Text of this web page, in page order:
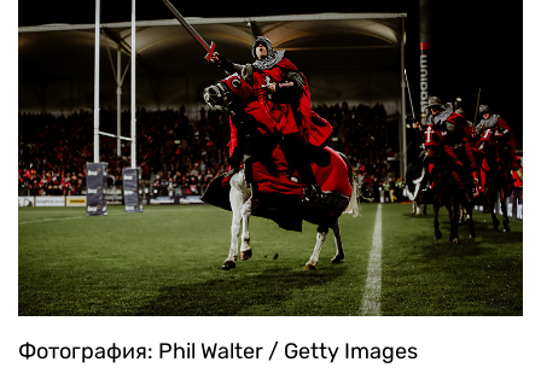
Фотография: Phil Walter / Getty Images